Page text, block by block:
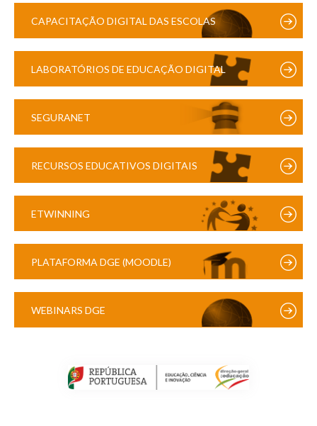
CAPACITAÇÃO DIGITAL DAS ESCOLAS
LABORATÓRIOS DE EDUCAÇÃO DIGITAL
SEGURANET
RECURSOS EDUCATIVOS DIGITAIS
ETWINNING
PLATAFORMA DGE (MOODLE)
WEBINARS DGE